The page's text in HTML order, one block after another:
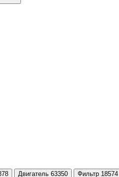
Двигатель 63350 Фильтр 18574